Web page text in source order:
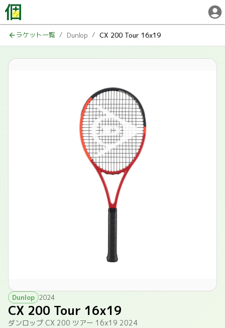
ラケット一覧 / Dunlop / CX 200 Tour 16x19
Dunlop 2024
CX 200 Tour 16x19
ダンロップ CX 200 ツアー 16x19 2024